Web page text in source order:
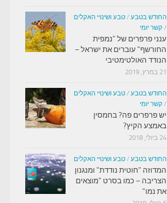
החודש בטבע / טבע ושינויי האקלים
/ קשר יומי
ענני פרפרים של "נמפית
החורשף" עוברים את ישראל –
הנודד האולטימטיבי
21 במרץ, 2019
החודש בטבע / טבע ושינויי האקלים
/ קשר יומי
יש פרפרים פה? בחמסין
באמצע הקיץ?
24 ביולי, 2018
החודש בטבע / טבע ושינויי האקלים
המדוזה "חוטית נודדת" ומנגנון
הצריבה – כמו בסרט "מוצאים
את נמו"